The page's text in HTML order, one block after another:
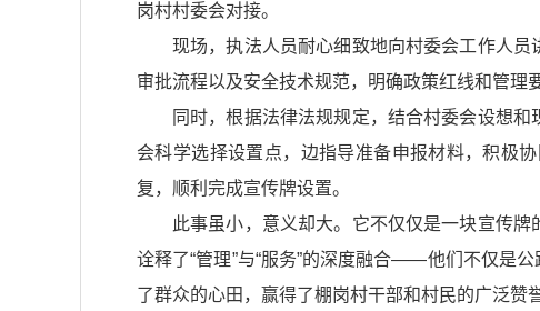
岗村村委会对接。
现场，执法人员耐心细致地向村委会工作人员
审批流程以及安全技术规范，明确政策红线和管理
同时，根据法律法规规定，结合村委会设想
会科学选择设置点，边指导准备申报材料，积极
复，顺利完成宣传牌设置。
此事虽小，意义却大。它不仅仅是一块宣传
诠释了“管理”与“服务”的深度融合——他们不仅是
了群众的心田，赢得了棚岗村干部和村民的广泛赞誉